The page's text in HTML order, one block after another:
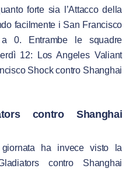
forte sia l’Attacco della
facilmente i San Francisco
0. Entrambe le squadre
12: Los Angeles Valiant
Shock contro Shanghai
contro Shanghai
ha invece visto la
contro Shanghai